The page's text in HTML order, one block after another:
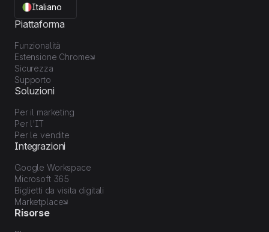
Italiano
Piattaforma
Funzionalità
Estensione Chrome
Sicurezza
Supporto
Soluzioni
Per il marketing
Per l'IT
Per le vendite
Integrazioni
Google Workspace
Microsoft 365
Biglietti da visita digitali
Marketplace
Risorse